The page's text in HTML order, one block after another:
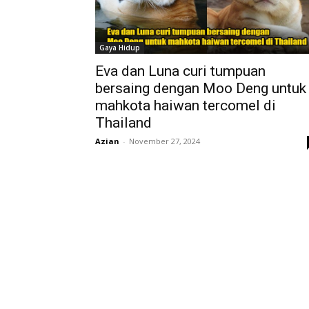
Gaya Hidup
Eva dan Luna curi tumpuan
bersaing dengan Moo Deng untuk
mahkota haiwan tercomel di
Thailand
Azian - November 27, 2024